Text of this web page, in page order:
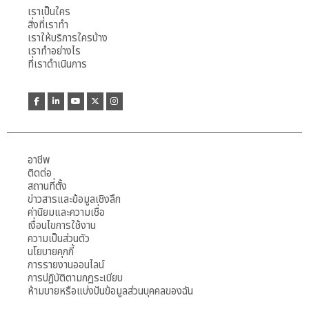
เราเป็นใคร
สิ่งที่เราทำ
เราให้บริการใครบ้าง
เราทำอย่างไร
ที่เราดำเนินการ
อาชีพ
ติดต่อ
สถานที่ตั้ง
ข่าวสารและข้อมูลเชิงลึก
ค่านิยมและความเชื่อ
เงื่อนไขการใช้งาน
ความเป็นส่วนตัว
นโยบายคุกกี้
การรายงานออนไลน์
การปฏิบัติตามกฎระเบียบ
ห้ามขายหรือแบ่งปันข้อมูลส่วนบุคคลของฉัน